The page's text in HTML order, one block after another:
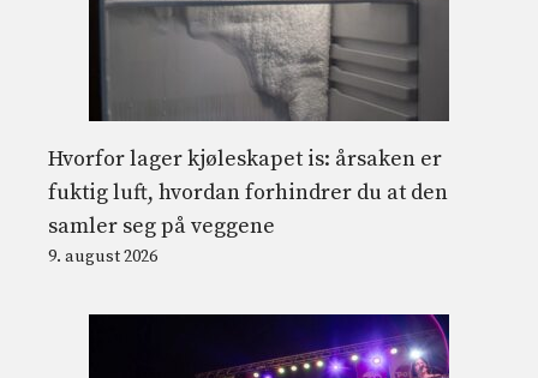
Hvorfor lager kjøleskapet is: årsaken er
fuktig luft, hvordan forhindrer du at den
samler seg på veggene
9. august 2026